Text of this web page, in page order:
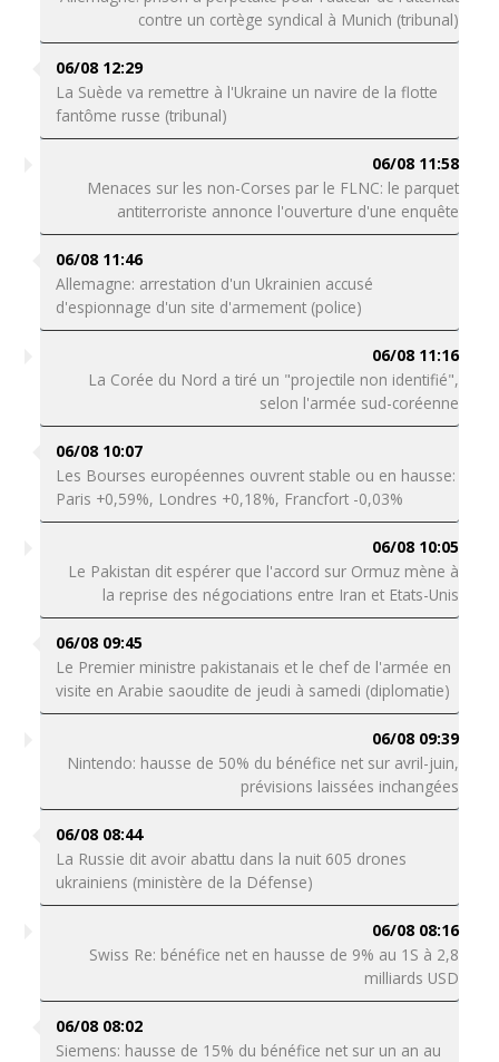
contre un cortège syndical à Munich (tribunal)
06/08 12:29
La Suède va remettre à l'Ukraine un navire de la flotte
fantôme russe (tribunal)
06/08 11:58
Menaces sur les non-Corses par le FLNC: le parquet
antiterroriste annonce l'ouverture d'une enquête
06/08 11:46
Allemagne: arrestation d'un Ukrainien accusé
d'espionnage d'un site d'armement (police)
06/08 11:16
La Corée du Nord a tiré un "projectile non identifié",
selon l'armée sud-coréenne
06/08 10:07
Les Bourses européennes ouvrent stable ou en hausse:
Paris +0,59%, Londres +0,18%, Francfort -0,03%
06/08 10:05
Le Pakistan dit espérer que l'accord sur Ormuz mène à
la reprise des négociations entre Iran et Etats-Unis
06/08 09:45
Le Premier ministre pakistanais et le chef de l'armée en
visite en Arabie saoudite de jeudi à samedi (diplomatie)
06/08 09:39
Nintendo: hausse de 50% du bénéfice net sur avril-juin,
prévisions laissées inchangées
06/08 08:44
La Russie dit avoir abattu dans la nuit 605 drones
ukrainiens (ministère de la Défense)
06/08 08:16
Swiss Re: bénéfice net en hausse de 9% au 1S à 2,8
milliards USD
06/08 08:02
Siemens: hausse de 15% du bénéfice net sur un an au